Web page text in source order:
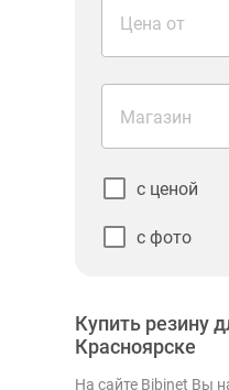
Цена от
Магазин
с ценой
с фото
Купить резину
Красноярске
На сайте Bibinet Вы